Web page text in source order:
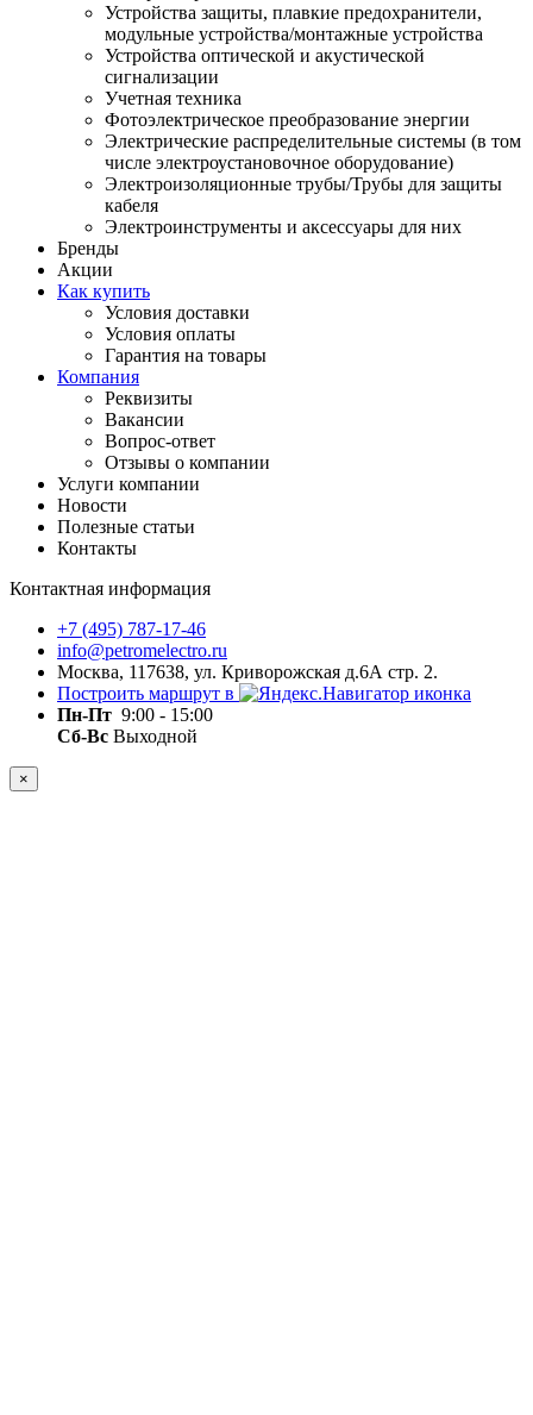
Устройства защиты, плавкие предохранители,
модульные устройства/монтажные устройства
Устройства оптической и акустической
сигнализации
Учетная техника
Фотоэлектрическое преобразование энергии
Электрические распределительные системы (в том
числе электроустановочное оборудование)
Электроизоляционные трубы/Трубы для защиты
кабеля
Электроинструменты и аксессуары для них
Бренды
Акции
Как купить
Условия доставки
Условия оплаты
Гарантия на товары
Компания
Реквизиты
Вакансии
Вопрос-ответ
Отзывы о компании
Услуги компании
Новости
Полезные статьи
Контакты
Контактная информация
+7 (495) 787-17-46
info@petromelectro.ru
Москва, 117638, ул. Криворожская д.6А стр. 2.
Построить маршрут в
Пн-Пт 9:00 - 15:00
Сб-Вс Выходной
×